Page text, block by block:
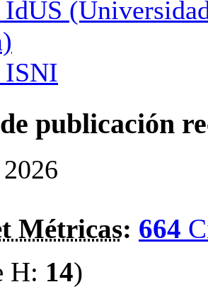
ISNI
publicación
Métricas: 664
H: 14)